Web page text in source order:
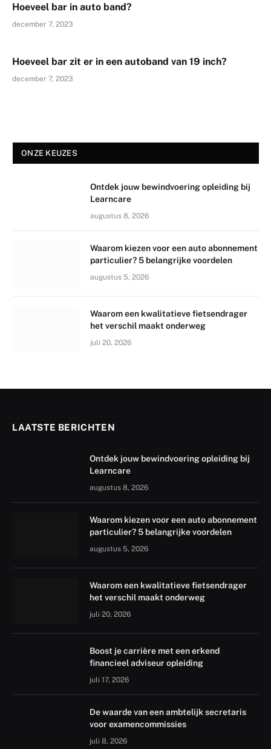
Hoeveel bar in auto band?
december 7, 2023
Hoeveel bar zit er in een autoband van 19 inch?
december 7, 2023
ONZE KEUZES
Ontdek jouw bewindvoering opleiding bij
Learncare
augustus 8, 2026
Waarom kiezen voor een auto abonnement
particulier? 5 belangrijke voordelen
augustus 5, 2026
Waarom een kwalitatieve fietsendrager
het verschil maakt onderweg
juli 20, 2026
LAATSTE BERICHTEN
Ontdek jouw bewindvoering opleiding bij
Learncare
augustus 8, 2026
Waarom kiezen voor een auto abonnement
particulier? 5 belangrijke voordelen
augustus 5, 2026
Waarom een kwalitatieve fietsendrager
het verschil maakt onderweg
juli 20, 2026
Boost je carrière met een erkend
financieel adviseur opleiding
juli 17, 2026
De waarde van een ambtelijk secretaris
voor examencommissies
juli 8, 2026